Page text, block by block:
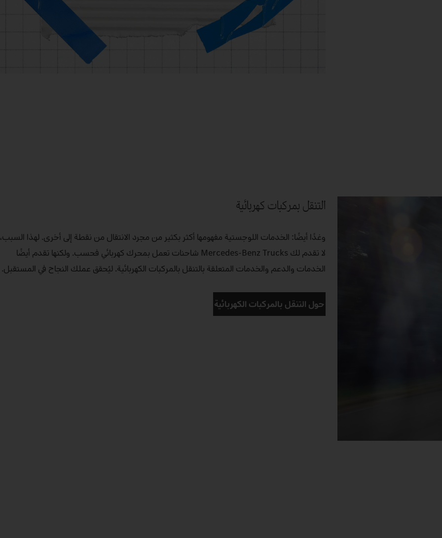
التنقل بمركبات كهربائية
وغدًا أيضًا: الخدمات اللوجستية مفهومها أكثر بكثير من مجرد الانتقال من نقطة إلى أخرى. لهذا السبب،
لا تقدم لك Mercedes‑Benz Trucks شاحنات تعمل بمحرك كهربائي فحسب. ولكنها تقدم أيضًا
الخدمات والدعم والخدمات المتعلقة بالتنقل بالمركبات الكهربائية. ليُحقق عملك النجاح في المستقبل.
حول التنقل بالمركبات الكهربائية